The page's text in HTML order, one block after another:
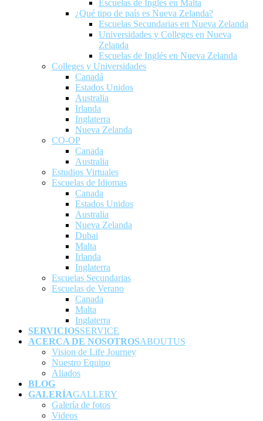
Escuelas de Inglés en Malta
¿Qué tipo de país es Nueva Zelanda?
Escuelas Secundarias en Nueva Zelanda
Universidades y Colleges en Nueva
Zelanda
Escuelas de Inglés en Nueva Zelanda
Colleges y Universidades
Canadá
Estados Unidos
Australia
Irlanda
Inglaterra
Nueva Zelanda
CO-OP
Canada
Australia
Estudios Virtuales
Escuelas de Idiomas
Canada
Estados Unidos
Australia
Nueva Zelanda
Dubai
Malta
Irlanda
Inglaterra
Escuelas Secundarias
Escuelas de Verano
Canada
Malta
Inglaterra
SERVICIOSSERVICE
ACERCA DE NOSOTROSABOUTUS
Vision de Life Journey
Nuestro Equipo
Aliados
BLOG
GALERÍAGALLERY
Galería de fotos
Videos